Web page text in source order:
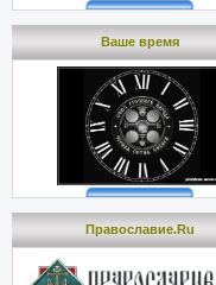
Ваше время
Православие.Ru